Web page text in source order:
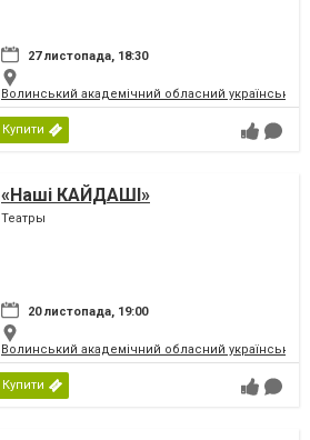
27 листопада, 18:30
Волинський академічний обласний
Купити
«Наші КАЙДАШІ»
Театры
20 листопада, 19:00
Волинський академічний обласний
Купити